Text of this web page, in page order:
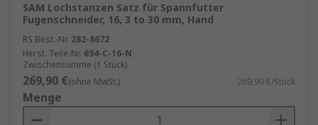
SAM Lochstanzen Satz für Spannfutter
Fugenschneider, 16, 3 to 30 mm, Hand
RS Best.-Nr. 282-8672
Herst. Teile-Nr. 694-C-16-N
Zwischensumme (1 Stück)
269,90 €(ohne MwSt.) 269,90 €/Stück
Menge